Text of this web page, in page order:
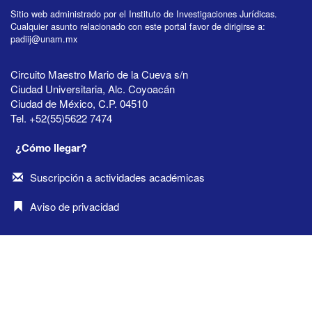
Sitio web administrado por el Instituto de Investigaciones Jurídicas.
Cualquier asunto relacionado con este portal favor de dirigirse a:
padiij@unam.mx
Circuito Maestro Mario de la Cueva s/n
Ciudad Universitaria, Alc. Coyoacán
Ciudad de México, C.P. 04510
Tel. +52(55)5622 7474
¿Cómo llegar?
Suscripción a actividades académicas
Aviso de privacidad